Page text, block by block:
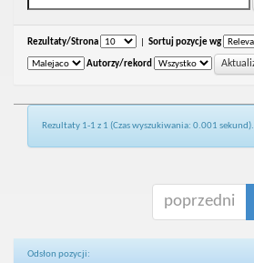
Rezultaty/Strona Sortuj pozycje wg
Autorzy/rekord
Rezultaty 1-1 z 1 (Czas wyszukiwania: 0.001 sekund).
poprzedni
Odsłon pozycji: